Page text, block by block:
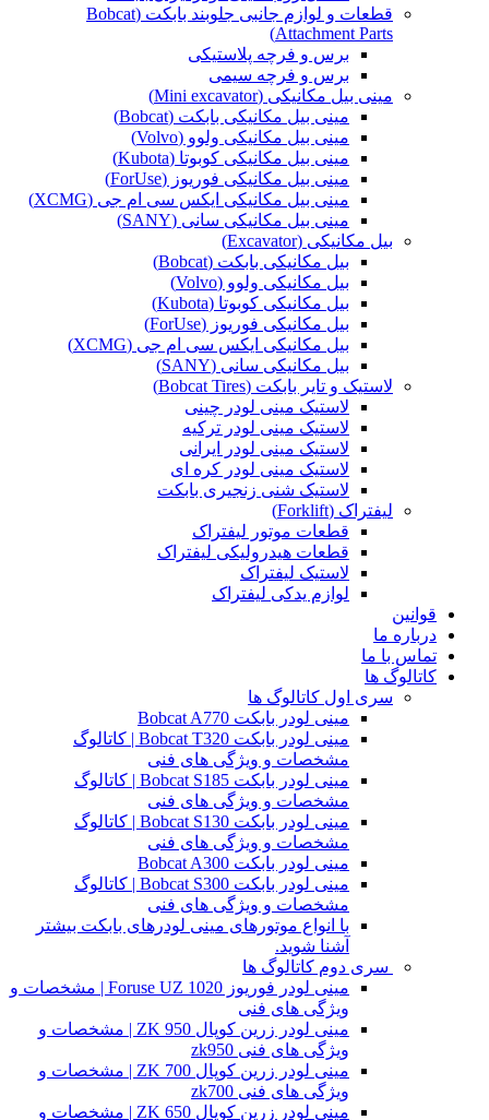
قطعات و لوازم جانبی جلوبند بابکت (Bobcat
Attachment Parts)
برس و فرچه پلاستیکی
برس و فرچه سیمی
مینی بیل مکانیکی (Mini excavator)
مینی بیل مکانیکی بابکت (Bobcat)
مینی بیل مکانیکی ولوو (Volvo)
مینی بیل مکانیکی کوبوتا (Kubota)
مینی بیل مکانیکی فوریوز (ForUse)
مینی بیل مکانیکی ایکس سی ام جی (XCMG)
مینی بیل مکانیکی سانی (SANY)
بیل مکانیکی (Excavator)
بیل مکانیکی بابکت (Bobcat)
بیل مکانیکی ولوو (Volvo)
بیل مکانیکی کوبوتا (Kubota)
بیل مکانیکی فوریوز (ForUse)
بیل مکانیکی ایکس سی ام جی (XCMG)
بیل مکانیکی سانی (SANY)
لاستیک و تایر بابکت (Bobcat Tires)
لاستیک مینی لودر چینی
لاستیک مینی لودر ترکیه
لاستیک مینی لودر ایرانی
لاستیک مینی لودر کره ای
لاستیک شنی زنجیری بابکت
لیفتراک (Forklift)
قطعات موتور لیفتراک
قطعات هیدرولیکی لیفتراک
لاستیک لیفتراک
لوازم یدکی لیفتراک
قوانین
درباره ما
تماس با ما
کاتالوگ ها
سری اول کاتالوگ ها
مینی لودر بابکت Bobcat A770
مینی لودر بابکت Bobcat T320 | کاتالوگ
مشخصات و ویژگی های فنی
مینی لودر بابکت Bobcat S185 | کاتالوگ
مشخصات و ویژگی های فنی
مینی لودر بابکت Bobcat S130 | کاتالوگ
مشخصات و ویژگی های فنی
مینی لودر بابکت Bobcat A300
مینی لودر بابکت Bobcat S300 | کاتالوگ
مشخصات و ویژگی های فنی
با انواع موتورهای مینی لودرهای بابکت بیشتر
آشنا شوید.
سری دوم کاتالوگ ها
مینی لودر فوریوز Foruse UZ 1020 | مشخصات و
ویژگی های فنی
مینی لودر زرین کوپال ZK 950 | مشخصات و
ویژگی های فنی zk950
مینی لودر زرین کوپال ZK 700 | مشخصات و
ویژگی های فنی zk700
مینی لودر زرین کوپال ZK 650 | مشخصات و